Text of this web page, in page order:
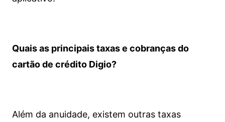
Quais as principais taxas e cobranças do
cartão de crédito Digio?
Além da anuidade, existem outras taxas